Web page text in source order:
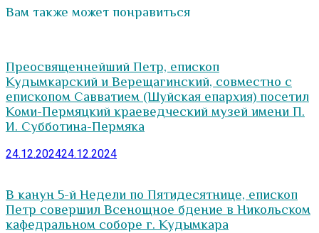
Вам также может понравиться
Преосвященнейший Петр, епископ
Кудымкарский и Верещагинский, совместно с
епископом Савватием (Шуйская епархия) посетил
Коми-Пермяцкий краеведческий музей имени П.
И. Субботина-Пермяка
24.12.202424.12.2024
В канун 5-й Недели по Пятидесятнице, епископ
Петр совершил Всенощное бдение в Никольском
кафедральном соборе г. Кудымкара